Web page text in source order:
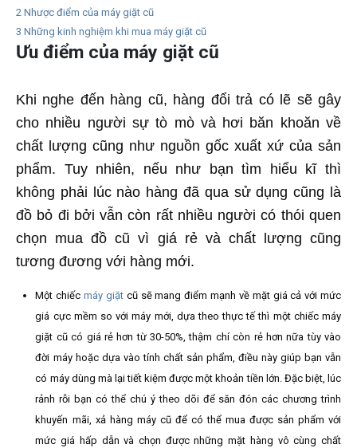
2 Nhược điểm của máy giặt cũ
3 Những kinh nghiệm khi mua máy giặt cũ
Ưu điểm của máy giặt cũ
Khi nghe đến hàng cũ, hàng đổi trả có lẽ sẽ gây
cho nhiều người sự tò mò và hơi băn khoăn về
chất lượng cũng như nguồn gốc xuất xứ của sản
phẩm. Tuy nhiên, nếu như bạn tìm hiểu kĩ thì
không phải lúc nào hàng đã qua sử dụng cũng là
đồ bỏ đi bởi vẫn còn rất nhiều người có thói quen
chọn mua đồ cũ vì giá rẻ và chất lượng cũng
tương đương với hàng mới.
Một chiếcmáy giặtcũ sẽ mang điểm mạnh về mặt giá cả với mức
giá cực mềm so với máy mới, dựa theo thực tế thì một chiếc máy
giặt cũ có giá rẻ hơn từ 30-50%, thậm chí còn rẻ hơn nữa tùy vào
đời máy hoặc dựa vào tính chất sản phẩm, điều này giúp bạn vẫn
có máy dùng mà lại tiết kiệm được một khoản tiền lớn. Đặc biệt, lúc
rảnh rỗi bạn có thể chú ý theo dõi để săn đón các chương trình
khuyến mãi, xả hàng máy cũ để có thể mua được sản phẩm với
mức giá hấp dẫn và chọn được những mặt hàng vô cùng chất